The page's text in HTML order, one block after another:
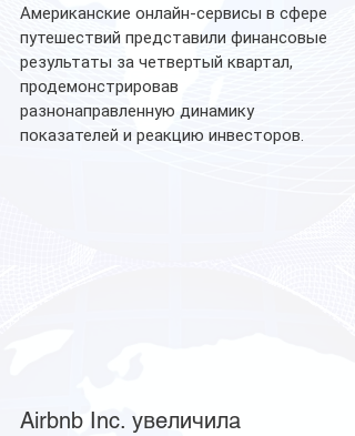
Американские онлайн-сервисы в сфере
путешествий представили финансовые
результаты за четвертый квартал,
продемонстрировав
разнонаправленную динамику
показателей и реакцию инвесторов.
Airbnb Inc. увеличила